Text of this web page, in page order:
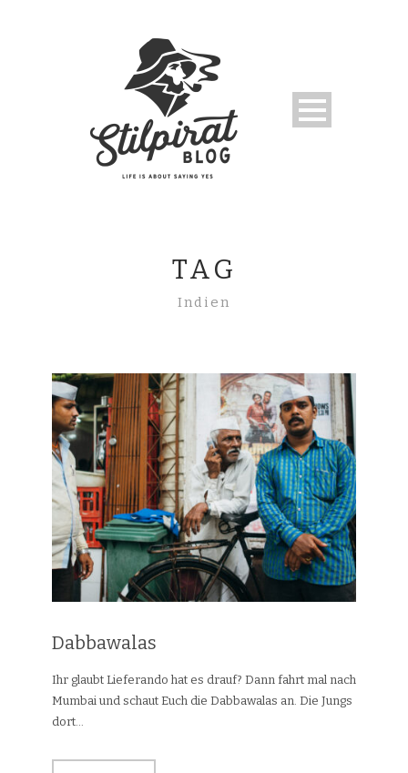
TAG
Indien
Dabbawalas
Ihr glaubt Lieferando hat es drauf? Dann fahrt mal nach
Mumbai und schaut Euch die Dabbawalas an. Die Jungs
dort...